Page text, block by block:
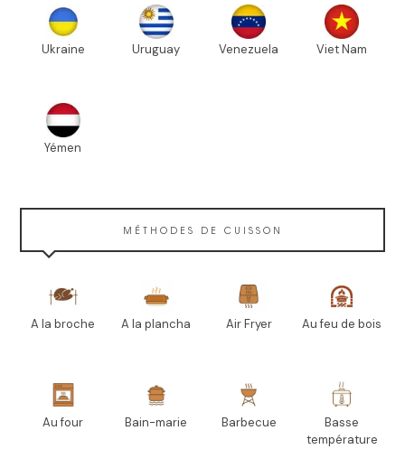
Ukraine Uruguay Venezuela Viet Nam
Yémen
MÉTHODES DE CUISSON
A la broche A la plancha Air Fryer Au feu de bois
Au four Bain-marie Barbecue
Basse
température